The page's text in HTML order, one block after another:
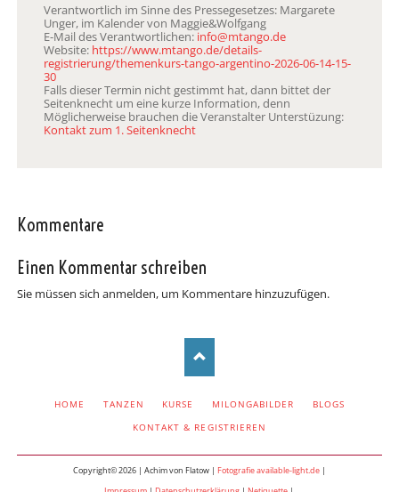
Verantwortlich im Sinne des Pressegesetzes: Margarete
Unger, im Kalender von Maggie&Wolfgang
E-Mail des Verantwortlichen: info@mtango.de
Website: https://www.mtango.de/details-
registrierung/themenkurs-tango-argentino-2026-06-14-15-
30
Falls dieser Termin nicht gestimmt hat, dann bittet der
Seitenknecht um eine kurze Information, denn
Möglicherweise brauchen die Veranstalter Unterstüzung:
Kontakt zum 1. Seitenknecht
Kommentare
Einen Kommentar schreiben
Sie müssen sich anmelden, um Kommentare hinzuzufügen.
HOME TANZEN KURSE MILONGABILDER
BLOGS
KONTAKT & REGISTRIEREN
Copyright© 2026 | Achim von Flatow | Fotografie available-light.de|